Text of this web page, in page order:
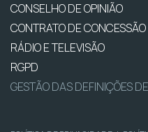
CONSELHO DE OPINIÃO
CONTRATO DE
RÁDIO E TELEVISÃO
RGPD
GESTÃO DAS DEFINIÇÕES